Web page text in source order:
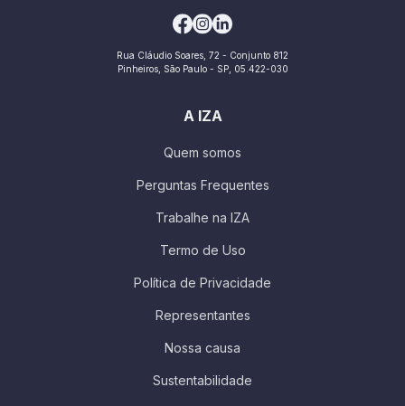
Rua Cláudio Soares, 72 - Conjunto 812
Pinheiros, São Paulo - SP, 05.422-030
A IZA
Quem somos
Perguntas Frequentes
Trabalhe na IZA
Termo de Uso
Política de Privacidade
Representantes
Nossa causa
Sustentabilidade